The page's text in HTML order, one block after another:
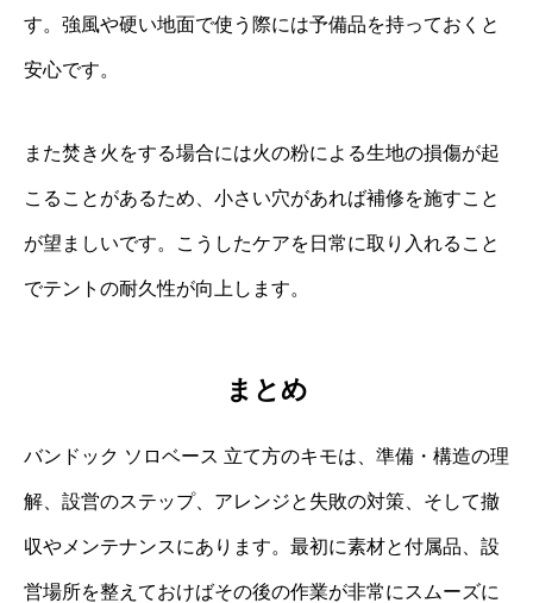
す。強風や硬い地面で使う際には予備品を持っておくと
安心です。
また焚き火をする場合には火の粉による生地の損傷が起
こることがあるため、小さい穴があれば補修を施すこと
が望ましいです。こうしたケアを日常に取り入れること
でテントの耐久性が向上します。
まとめ
バンドック ソロベース 立て方のキモは、準備・構造の理
解、設営のステップ、アレンジと失敗の対策、そして撤
収やメンテナンスにあります。最初に素材と付属品、設
営場所を整えておけばその後の作業が非常にスムーズに